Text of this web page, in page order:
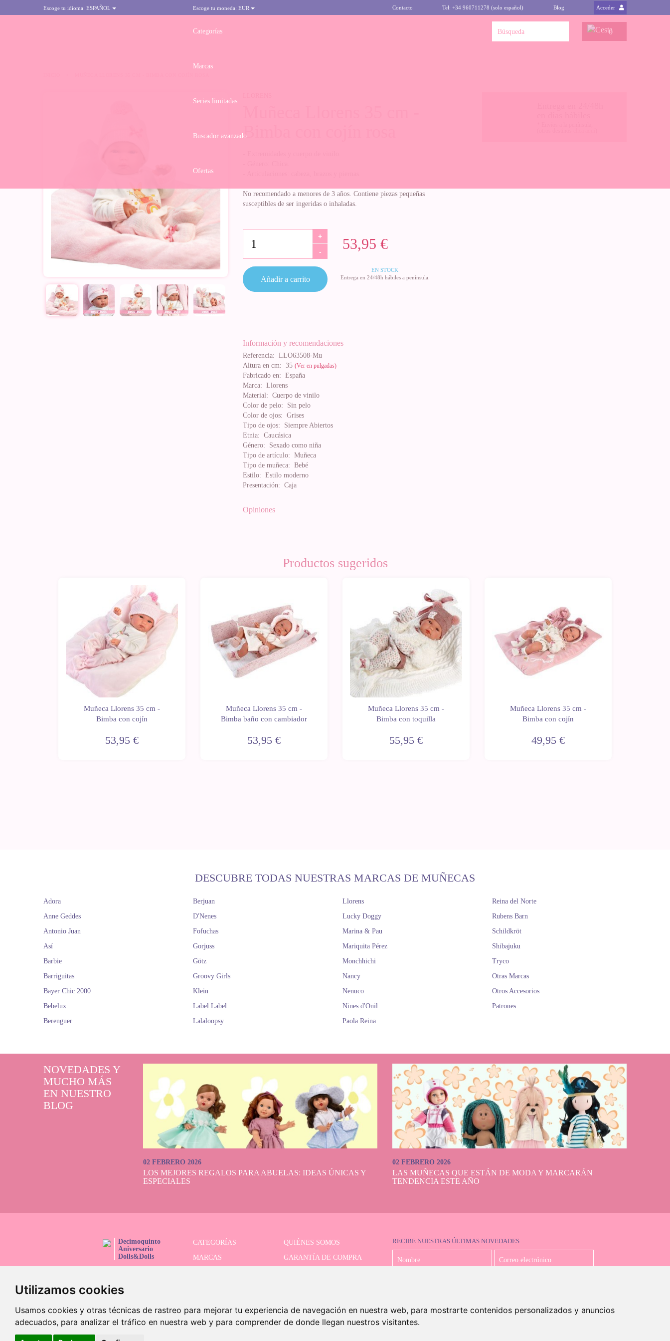
Utilizamos cookies
Usamos cookies y otras técnicas de rastreo para mejorar tu experiencia de navegación en nuestra web, para mostrarte contenidos personalizados y anuncios
adecuados, para analizar el tráfico en nuestra web y para comprender de donde llegan nuestros visitantes.
Escoge tu idioma: ESPAÑOL Escoge tu moneda: EUR Contacto Tel: +34 960711278 (solo español) Blog Acceder
Categorías
Marcas
Series limitadas
Buscador avanzado
Ofertas
0
Bimba con cojín rosa
No recomendado a menores de 3 años. Contiene piezas pequeñas
susceptibles de ser ingeridas o inhaladas.
53,95 €
+
-
EN STOCK
Entrega en 24/48h hábiles a península.
Añadir a carrito
Información y recomendaciones
Referencia: LLO63508-Mu
Altura en cm: 35 (Ver en pulgadas)
Fabricado en: España
Marca: Llorens
Material: Cuerpo de vinilo
Color de pelo: Sin pelo
Color de ojos: Grises
Tipo de ojos: Siempre Abiertos
Etnia: Caucásica
Género: Sexado como niña
Tipo de artículo: Muñeca
Tipo de muñeca: Bebé
Estilo: Estilo moderno
Presentación: Caja
Opiniones
Productos sugeridos
Muñeca Llorens 35 cm -
Bimba con cojín
53,95 €
Muñeca Llorens 35 cm -
Bimba baño con cambiador
53,95 €
Muñeca Llorens 35 cm -
Bimba con toquilla
55,95 €
Muñeca Llorens 35 cm -
Bimba con cojín
49,95 €
DESCUBRE TODAS NUESTRAS MARCAS DE MUÑECAS
Adora
Anne Geddes
Antonio Juan
Así
Barbie
Barriguitas
Bayer Chic 2000
Bebelux
Berenguer
Berjuan
D'Nenes
Fofuchas
Gorjuss
Götz
Groovy Girls
Klein
Label Label
Lalaloopsy
Llorens
Lucky Doggy
Marina & Pau
Mariquita Pérez
Monchhichi
Nancy
Nenuco
Nines d'Onil
Paola Reina
Reina del Norte
Rubens Barn
Schildkröt
Shibajuku
Tryco
Otras Marcas
Otros Accesorios
Patrones
NOVEDADES Y
MUCHO MÁS
EN NUESTRO
BLOG
02 FEBRERO 2026
LOS MEJORES REGALOS PARA ABUELAS: IDEAS ÚNICAS Y
ESPECIALES
02 FEBRERO 2026
LAS MUÑECAS QUE ESTÁN DE MODA Y MARCARÁN
TENDENCIA ESTE AÑO
Decimoquinto
Aniversario
Dolls&Dolls
CATEGORÍAS
QUIÉNES SOMOS
MARCAS
GARANTÍA DE COMPRA
RECIBE NUESTRAS ÚLTIMAS NOVEDADES
©2026 Dolls And Dolls. Todos los derechos reservados.